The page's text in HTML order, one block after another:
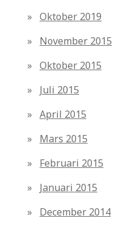
Oktober 2019
November 2015
Oktober 2015
Juli 2015
April 2015
Mars 2015
Februari 2015
Januari 2015
December 2014